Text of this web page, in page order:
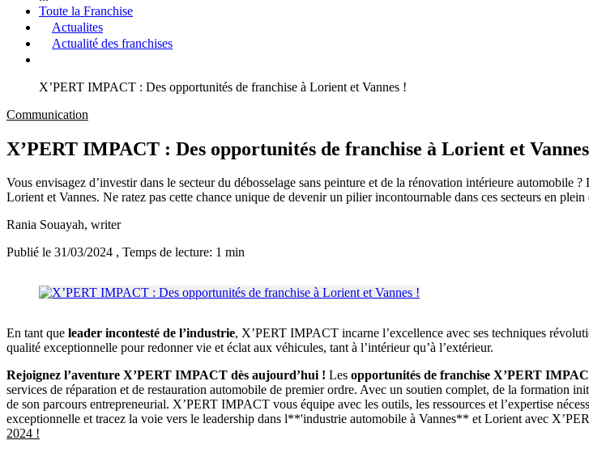
Toute la Franchise
Actualites
Actualité des franchises
X’PERT IMPACT : Des opportunités de franchise à Lorient et Vannes !
Communication
X’PERT IMPACT : Des opportunités de franchise à Lorient et
Vous envisagez d’investir dans le secteur du débosselage sans peinture et de la rénovation intérieure
Lorient et Vannes. Ne ratez pas cette chance unique de devenir un pilier incontournable dans ces secteurs en plein
Rania Souayah, writer
Publié le 31/03/2024 , Temps de lecture: 1 min
En tant que leader incontesté de l’industrie, X’PERT IMPACT incarne l’excellence avec ses techniques
qualité exceptionnelle pour redonner vie et éclat aux véhicules, tant à l’intérieur qu’à l’extérieur.
Rejoignez l’aventure X’PERT IMPACT dès aujourd’hui ! Les opportunités de franchise X’PERT
services de réparation et de restauration automobile de premier ordre. Avec un soutien complet, de la formation
de son parcours entrepreneurial. X’PERT IMPACT vous équipe avec les outils, les ressources et l’expertise
exceptionnelle et tracez la voie vers le leadership dans l**'industrie automobile à Vannes** et Lorient avec
2024 !